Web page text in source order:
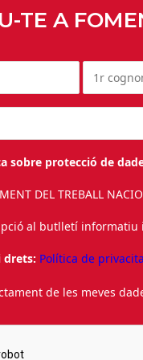
TE A
sobre protecció de
DEL TREBALL
al butlletí informatiu
drets: Política de
de les meves